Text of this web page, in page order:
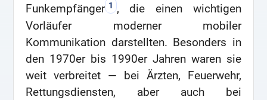
Funkempfänger 1 , die einen wichtigen
Vorläufer moderner mobiler
Kommunikation darstellten. Besonders in
den 1970er bis 1990er Jahren waren sie
weit verbreitet — bei Ärzten, Feuerwehr,
Rettungsdiensten, aber auch bei